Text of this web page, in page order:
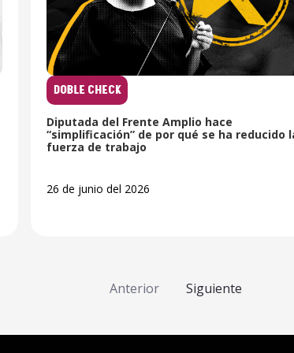
DOBLE CHECK
Diputada del Frente Amplio hace
“simplificación” de por qué se ha reducido
fuerza de trabajo
26 de junio del 2026
Anterior Siguiente